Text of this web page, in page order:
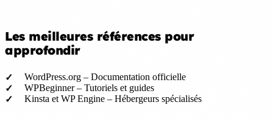
Les meilleures références pour
approfondir
WordPress.org – Documentation officielle
WPBeginner – Tutoriels et guides
Kinsta et WP Engine – Hébergeurs spécialisés